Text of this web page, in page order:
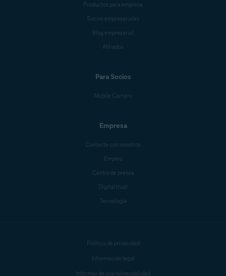
Productos para empresa
Socios empresariales
Blog empresarial
Afiliados
Para Socios
Mobile Carriers
Empresa
Contacte con nosotros
Empleo
Centro de prensa
Digital trust
Tecnología
Política de privacidad
Información legal
Informar de una vulnerabilidad